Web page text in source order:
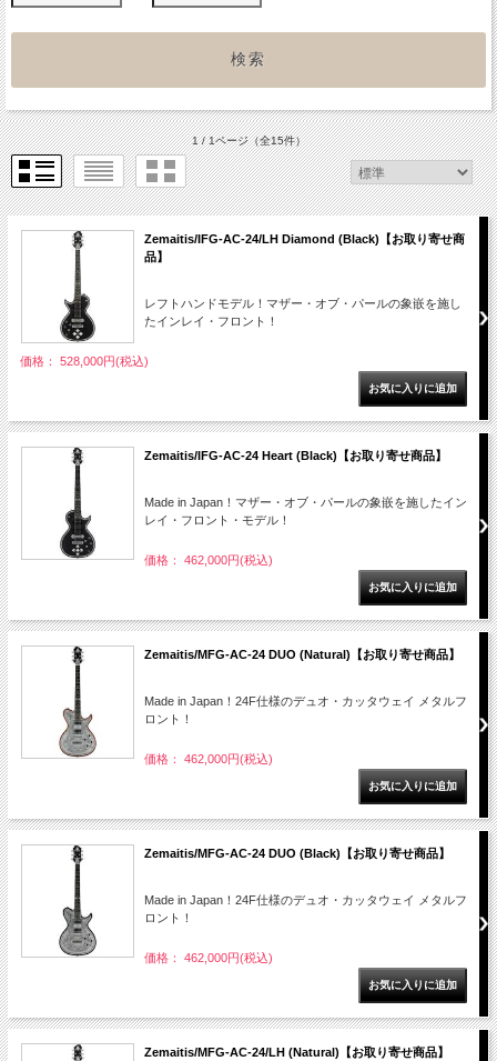
1 / 1ページ（全15件）
Zemaitis/IFG-AC-24/LH Diamond (Black)【お取り寄せ商
品】
レフトハンドモデル！マザー・オブ・パールの象嵌を施し
たインレイ・フロント！
価格： 528,000円(税込)
Zemaitis/IFG-AC-24 Heart (Black)【お取り寄せ商品】
Made in Japan！マザー・オブ・パールの象嵌を施したイン
レイ・フロント・モデル！
価格： 462,000円(税込)
Zemaitis/MFG-AC-24 DUO (Natural)【お取り寄せ商品】
Made in Japan！24F仕様のデュオ・カッタウェイ メタルフ
ロント！
価格： 462,000円(税込)
Zemaitis/MFG-AC-24 DUO (Black)【お取り寄せ商品】
Made in Japan！24F仕様のデュオ・カッタウェイ メタルフ
ロント！
価格： 462,000円(税込)
Zemaitis/MFG-AC-24/LH (Natural)【お取り寄せ商品】